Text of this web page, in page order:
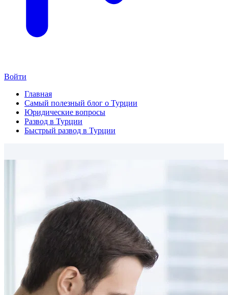
Войти
Главная
Самый полезный блог о Турции
Юридические вопросы
Развод в Турции
Быстрый развод в Турции